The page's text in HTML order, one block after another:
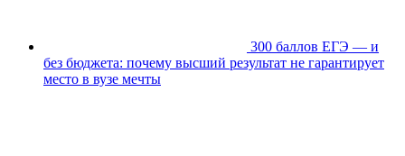
300 баллов ЕГЭ — и
без бюджета: почему высший результат не гарантирует
место в вузе мечты